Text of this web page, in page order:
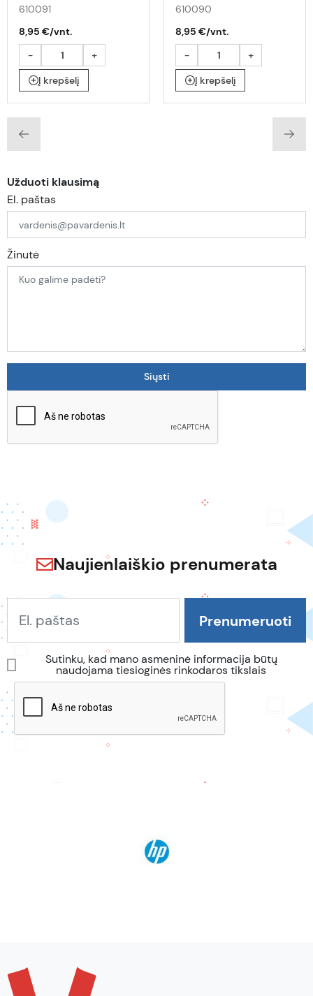
610091
8,95 €/vnt.
-
+
Į krepšelį
610090
8,95 €/vnt.
-
+
Į krepšelį
Užduoti klausimą
El. paštas
Žinutė
Naujienlaiškio prenumerata
Sutinku, kad mano asmeninė informacija būtų
naudojama tiesioginės rinkodaros tikslais